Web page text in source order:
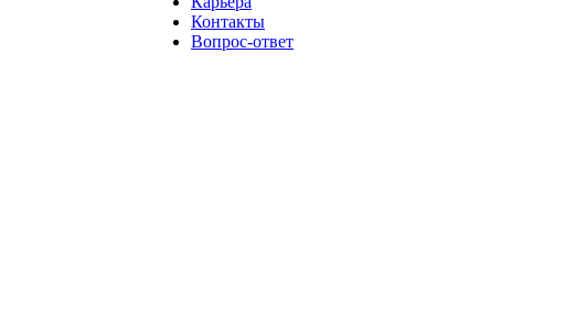
Контакты
Вопрос-ответ